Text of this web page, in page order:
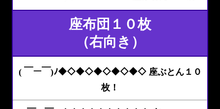
座布団１０枚
（右向き）
( ￣ー￣)ﾉ◆◇◆◇◆◇◆◇◆◇ 座ぶとん１０
枚！